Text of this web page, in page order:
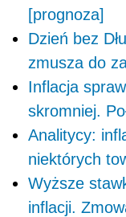
[prognoza]
Dzień bez
zmusza do
Inflacja
skromniej.
Analitycy:
niektórych
Wyższe
inflacji.